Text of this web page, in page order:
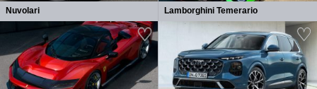
Nuvolari Lamborghini Temerario